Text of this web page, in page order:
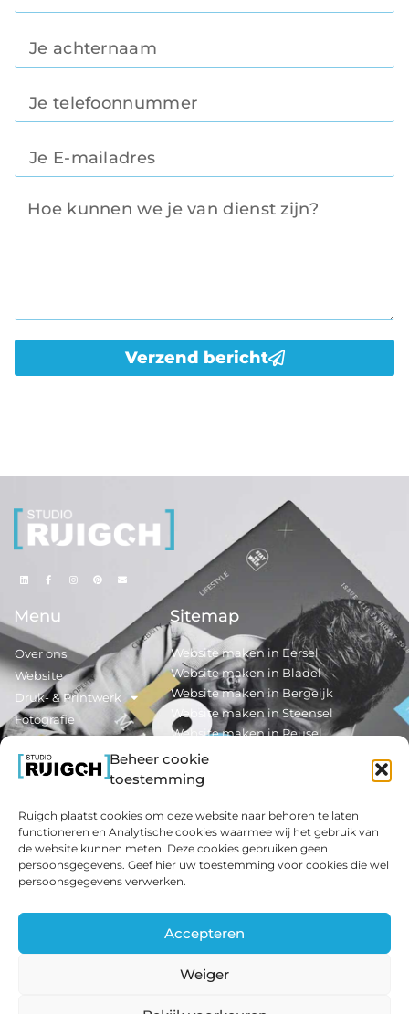
Beheer cookie
toestemming
Ruigch plaatst cookies om deze website naar behoren te laten
functioneren en Analytische cookies waarmee wij het gebruik van
de website kunnen meten. Deze cookies gebruiken geen
persoonsgegevens. Geef hier uw toestemming voor cookies die wel
persoonsgegevens verwerken.
Accepteren
Weiger
Verzend bericht
Menu
Over ons
Website
Druk- & Printwerk
Fotografie
Contact
Sitemap
Website maken in Eersel
Website maken in Bladel
Website maken in Bergeijk
Website maken in Steensel
Website maken in Reusel
Reclamedrukwerk maken in Eersel
Reclamedrukwerk maken in Bladel
Extra Info
Interieurfotografie
Textielwanden
Textielwand
Informatie
Algemene Voorwaarden
Verwerkersovereenkomst